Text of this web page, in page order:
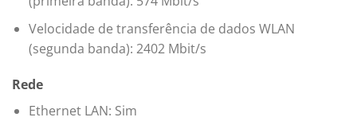
Velocidade de transferência de dados WLAN
(segunda banda): 2402 Mbit/s
Rede
Ethernet LAN: Sim